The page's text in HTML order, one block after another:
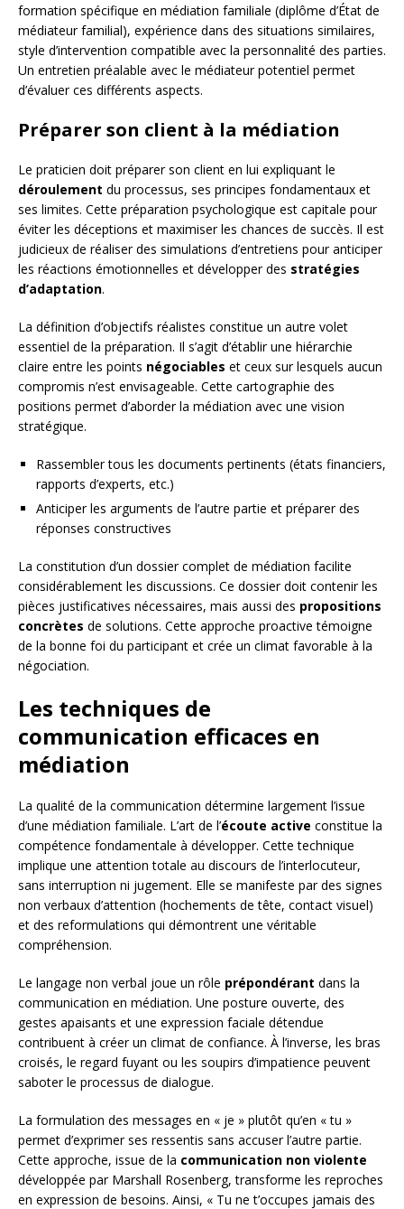
formation spécifique en médiation familiale (diplôme d’État de
médiateur familial), expérience dans des situations similaires,
style d’intervention compatible avec la personnalité des parties.
Un entretien préalable avec le médiateur potentiel permet
d’évaluer ces différents aspects.
Préparer son client à la médiation
Le praticien doit préparer son client en lui expliquant le
déroulement du processus, ses principes fondamentaux et
ses limites. Cette préparation psychologique est capitale pour
éviter les déceptions et maximiser les chances de succès. Il est
judicieux de réaliser des simulations d’entretiens pour anticiper
les réactions émotionnelles et développer des stratégies
d’adaptation.
La définition d’objectifs réalistes constitue un autre volet
essentiel de la préparation. Il s’agit d’établir une hiérarchie
claire entre les points négociables et ceux sur lesquels aucun
compromis n’est envisageable. Cette cartographie des
positions permet d’aborder la médiation avec une vision
stratégique.
Rassembler tous les documents pertinents (états financiers,
rapports d’experts, etc.)
Anticiper les arguments de l’autre partie et préparer des
réponses constructives
La constitution d’un dossier complet de médiation facilite
considérablement les discussions. Ce dossier doit contenir les
pièces justificatives nécessaires, mais aussi des propositions
concrètes de solutions. Cette approche proactive témoigne
de la bonne foi du participant et crée un climat favorable à la
négociation.
Les techniques de
communication efficaces en
médiation
La qualité de la communication détermine largement l’issue
d’une médiation familiale. L’art de l’écoute active constitue la
compétence fondamentale à développer. Cette technique
implique une attention totale au discours de l’interlocuteur,
sans interruption ni jugement. Elle se manifeste par des signes
non verbaux d’attention (hochements de tête, contact visuel)
et des reformulations qui démontrent une véritable
compréhension.
Le langage non verbal joue un rôle prépondérant dans la
communication en médiation. Une posture ouverte, des
gestes apaisants et une expression faciale détendue
contribuent à créer un climat de confiance. À l’inverse, les bras
croisés, le regard fuyant ou les soupirs d’impatience peuvent
saboter le processus de dialogue.
La formulation des messages en « je » plutôt qu’en « tu »
permet d’exprimer ses ressentis sans accuser l’autre partie.
Cette approche, issue de la communication non violente
développée par Marshall Rosenberg, transforme les reproches
en expression de besoins. Ainsi, « Tu ne t’occupes jamais des